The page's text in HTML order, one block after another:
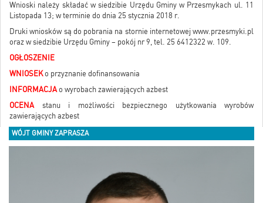
Wnioski należy składać w siedzibie Urzędu Gminy w Przesmykach ul. 11
Listopada 13; w terminie do dnia 25 stycznia 2018 r.
Druki wniosków są do pobrania na stornie internetowej www.przesmyki.pl
oraz w siedzibie Urzędu Gminy – pokój nr 9, tel. 25 6412322 w. 109.
OGŁOSZENIE
WNIOSEKo przyznanie dofinansowania
INFORMACJAo wyrobach zawierających azbest
OCENAstanu i możliwości bezpiecznego użytkowania wyrobów
zawierających azbest
WÓJT GMINY ZAPRASZA